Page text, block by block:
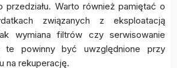
przedziału. Warto również pamiętać o
związanych z eksploatacją
wymiana filtrów czy serwisowanie
te powinny być uwzględnione przy
na rekuperację.